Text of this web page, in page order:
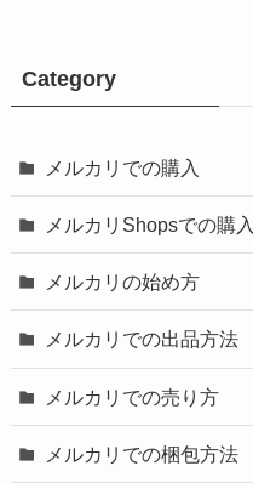
Category
メルカリでの購入
メルカリShopsでの購入
メルカリの始め方
メルカリでの出品方法
メルカリでの売り方
メルカリでの梱包方法